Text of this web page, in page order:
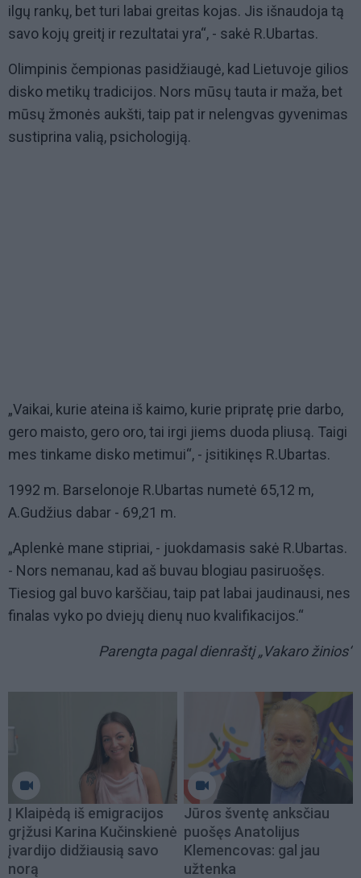
ilgų rankų, bet turi labai greitas kojas. Jis išnaudoja tą
savo kojų greitį ir rezultatai yra“, - sakė R.Ubartas.
Olimpinis čempionas pasidžiaugė, kad Lietuvoje gilios
disko metikų tradicijos. Nors mūsų tauta ir maža, bet
mūsų žmonės aukšti, taip pat ir nelengvas gyvenimas
sustiprina valią, psichologiją.
„Vaikai, kurie ateina iš kaimo, kurie pripratę prie darbo,
gero maisto, gero oro, tai irgi jiems duoda pliusą. Taigi
mes tinkame disko metimui“, - įsitikinęs R.Ubartas.
1992 m. Barselonoje R.Ubartas numetė 65,12 m,
A.Gudžius dabar - 69,21 m.
„Aplenkė mane stipriai, - juokdamasis sakė R.Ubartas.
- Nors nemanau, kad aš buvau blogiau pasiruošęs.
Tiesiog gal buvo karščiau, taip pat labai jaudinausi, nes
finalas vyko po dviejų dienų nuo kvalifikacijos.“
Parengta pagal dienraštį „Vakaro žinios“
Į Klaipėdą iš emigracijos
grįžusi Karina Kučinskienė
įvardijo didžiausią savo
norą
Jūros šventę anksčiau
puošęs Anatolijus
Klemencovas: gal jau
užtenka